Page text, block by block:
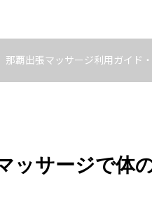
那覇出張マッサージ利用ガイド
ッサージで体